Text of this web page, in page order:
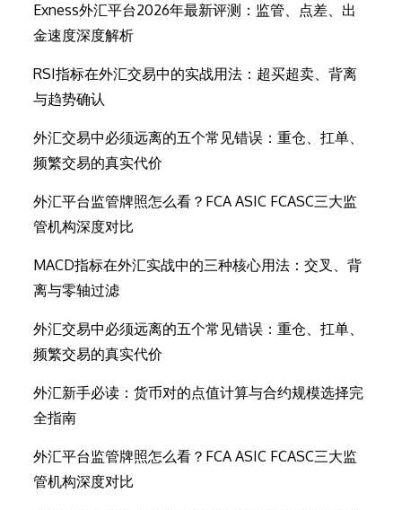
Exness外汇平台2026年最新评测：监管、点差、出
金速度深度解析
RSI指标在外汇交易中的实战用法：超买超卖、背离
与趋势确认
外汇交易中必须远离的五个常见错误：重仓、扛单、
频繁交易的真实代价
外汇平台监管牌照怎么看？FCA ASIC FCASC三大监
管机构深度对比
MACD指标在外汇实战中的三种核心用法：交叉、背
离与零轴过滤
外汇交易中必须远离的五个常见错误：重仓、扛单、
频繁交易的真实代价
外汇新手必读：货币对的点值计算与合约规模选择完
全指南
外汇平台监管牌照怎么看？FCA ASIC FCASC三大监
管机构深度对比